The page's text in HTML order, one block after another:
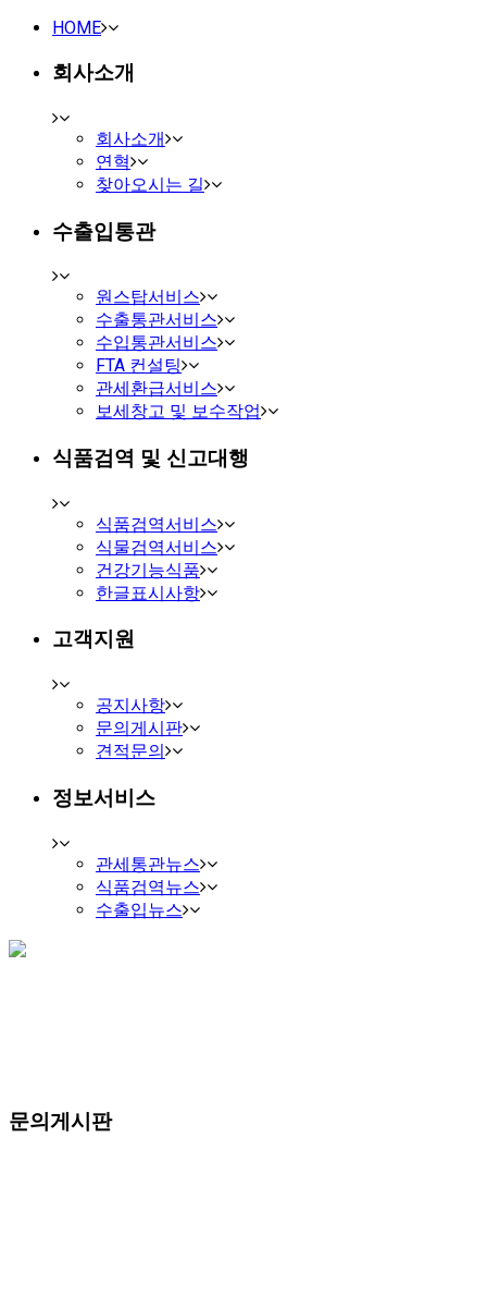
HOME
회사소개
회사소개
연혁
찾아오시는 길
수출입통관
원스탑서비스
수출통관서비스
수입통관서비스
FTA 컨설팅
관세환급서비스
보세창고 및 보수작업
식품검역 및 신고대행
식품검역서비스
식물검역서비스
건강기능식품
한글표시사항
고객지원
공지사항
문의게시판
견적문의
정보서비스
관세통관뉴스
식품검역뉴스
수출입뉴스
문의게시판